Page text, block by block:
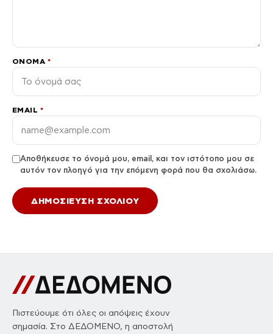
ΌΝΟΜΑ *
EMAIL *
Αποθήκευσε το όνομά μου, email, και τον ιστότοπο μου σε
αυτόν τον πλοηγό για την επόμενη φορά που θα σχολιάσω.
Πιστεύουμε ότι όλες οι απόψεις έχουν
σημασία. Στο ΔΕΔΟΜΕΝΟ, η αποστολή